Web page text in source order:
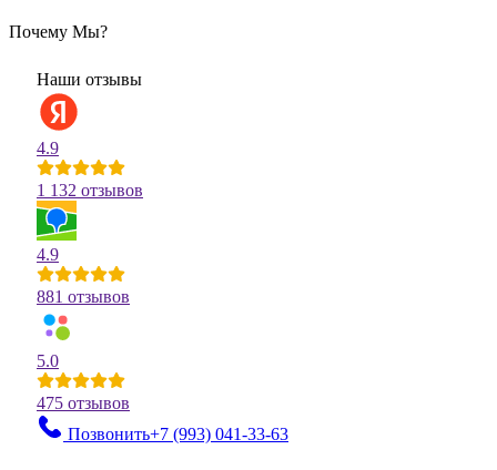
Почему Мы?
Наши отзывы
4.9
1 132 отзывов
4.9
881 отзывов
5.0
475 отзывов
Позвонить+7 (993) 041-33-63